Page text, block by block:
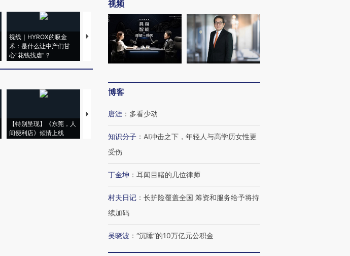
视线｜HYROX的吸金
术：是什么让中产们甘
心“花钱找虐”？
马航飞行员跨国走私7万
粒摇头丸 尿检体内含3种
视线｜被称为“蟑螂”的印
度Z世代 用街头抗争将教
育部长拱下台
机”？难民潮撕裂西班牙
飞地休达
【特别呈现】《东莞，人
间便利店》倾情上线
【推广】走进第四届链博
会，让数智科技“链”接产
【特别呈现】寻找100种
有意思的生活方式·第三对
CFO：不靠规模取胜，华
住三大增长引擎是什么？
视频
博客
唐涯 ： 多看少动
知识分子 ： AI冲击之下，年轻人与高学历女性更
受伤
丁金坤 ： 耳闻目睹的几位律师
村夫日记 ： 长护险覆盖全国 筹资和服务给予将持
续加码
吴晓波 ： “沉睡”的10万亿元公积金